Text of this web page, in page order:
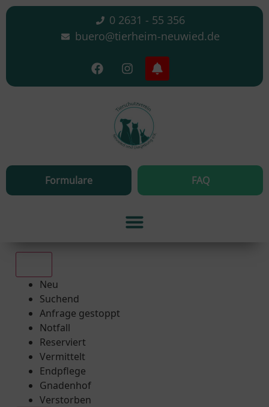
0 2631 - 55 356
buero@tierheim-neuwied.de
Formulare FAQ
Neu
Suchend
Anfrage gestoppt
Notfall
Reserviert
Vermittelt
Endpflege
Gnadenhof
Verstorben